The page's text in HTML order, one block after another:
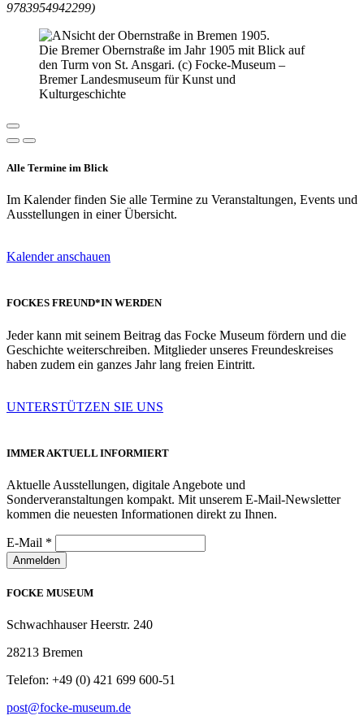
9783954942299)
Die Bremer Obernstraße im Jahr 1905 mit Blick auf
den Turm von St. Ansgari. (c) Focke-Museum –
Bremer Landesmuseum für Kunst und
Kulturgeschichte
Alle Termine im Blick
Im Kalender finden Sie alle Termine zu Veranstaltungen, Events und
Ausstellungen in einer Übersicht.
Kalender anschauen
FOCKES FREUND*IN WERDEN
Jeder kann mit seinem Beitrag das Focke Museum fördern und die
Geschichte weiterschreiben. Mitglieder unseres Freundeskreises
haben zudem ein ganzes Jahr lang freien Eintritt.
UNTERSTÜTZEN SIE UNS
IMMER AKTUELL INFORMIERT
Aktuelle Ausstellungen, digitale Angebote und
Sonderveranstaltungen kompakt. Mit unserem E-Mail-Newsletter
kommen die neuesten Informationen direkt zu Ihnen.
E-Mail *
Anmelden
FOCKE MUSEUM
Schwachhauser Heerstr. 240
28213 Bremen
Telefon: +49 (0) 421 699 600-51
post@focke-museum.de